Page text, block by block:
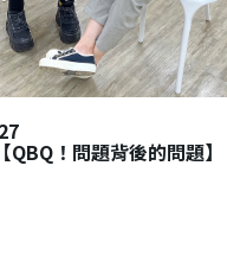
！問題背後的問題】